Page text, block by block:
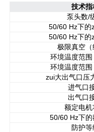
技术指
泵头数/
50/60 Hz下的
50/60 Hz下的
极限真空
环境温度范
环境温度范
zui大出气口压
进气口
出气口
额定电机
50/60 Hz下
防护等